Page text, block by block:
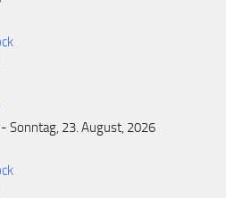
Sonntag, 23. August, 2026